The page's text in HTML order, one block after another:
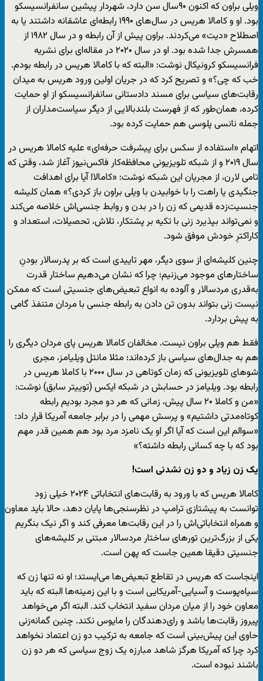
ویلی براون که اکنون ۹۰سال سن دارد، شهردار پیشین سانفرانسیسکو
بود. او و کامالا هریس در سال‌های ۱۹۹۰ رابطه‌ای عاشقانه داشتند یا به
اصطلاح «دیت» می‌کردند. براون پیش از آن رابطه و در سال ۱۹۸۲ از
همسرش جدا شده بود. او در سال ۲۰۲۰ در مقاله‌ای برای نشریه‌
فرانسیسکو کرونیکال نوشت: «البته که با کامالا هریس در رابطه بودم.
خب که چی؟» و تصریح کرد که در جریان اولین ورود هریس به میدان
رقابت‌های سیاسی برای مسند دادستانی سانفرانسیسکو از او حمایت
کرده، همان‌طور که از فهرست بلندبالایی از دیگر سیاست‌مداران از
جمله نانسی پلوسی هم حمایت کرده بود.
اتهام «استفاده از سکس برای پیشرفت حرفه‌ای» علیه کامالا هریس در
سال ۲۰۱۹ و از شبکه‌ تلویزیونی محافظه‌کار فاکس‌نیوز آغاز شد، وقتی که
تامی لارن، از مجریان این شبکه نوشت: «کامالا! آیا برای اهدافت
جنگیدی یا راهت را با خوابیدن با ویلی براون باز کردی؟» همان کلیشه‌
جنسیت‌زده‌ قدیمی که زن را در بدن و روابط جنسی‌اش خلاصه می‌کند
و نمی‌تواند بپذیرد زنی با تکیه بر پشتکار، تلاش، تحصیلات، استعداد و
کاراکترِ خودش موفق شود.
چنین کلیشه‌ای از سوی دیگر، مهر تاییدی است که بر پدرسالار بودنِ
ساختارهای موجود می‌زنیم؛ چرا که نشان می‌‌دهیم ساختار قدرت
به‌قدری مردسالار و آلوده به انواع تبعیض‌های جنسیتی است که ممکن
نیست زنی بتواند بدون تن دادن به رابطه‌ جنسی با مردان متنفذ گامی
به پیش بردارد.
فقط هم ویلی براون نیست. مخالفان کامالا هریس پای مردان دیگری را
هم به جدال‌های سیاسی باز کرده‌اند؛ مثلا مانتل ویلیامز، مجری
شوهای تلویزیونی که زمان کوتاهی در سال ۲۰۰۰ با کاملا هریس در
رابطه بود. ویلیامز در حسابش در شبکه ایکس (توییتر سابق) نوشت:
«من و کاملا ۲۰ سال پیش، زمانی که هر دو مجرد بودیم رابطه‌
کوتاه‌مدتی داشتیم» و پرسش مهمی را در برابر جامعه‌ آمریکا قرار داد:
«سوالم این است که آیا اگر او یک نامزد مرد بود هم همین قدر مهم
بود که با چه کسانی رابطه داشته؟»
یک زن زیاد و دو زن نشدنی است!
کامالا هریس که با ورود به رقابت‌های انتخاباتی ۲۰۲۴ خیلی زود
توانست به پیشتازی ترامپ در نظرسنجی‌ها پایان دهد، حالا باید معاون
و همراه انتخاباتی‌اش را در این رقابت‌ها معرفی کند و اگر نیک بنگریم
یکی از بزرگ‌ترین تورهای ساختار مردسالار مبتنی بر کلیشه‌های
جنسیتی دقیقا همین جاست که پهن است.
اینجاست که هریس در تقاطع تبعیض‌ها می‌ایستد؛ او نه تنها زن که
سیاه‌پوست و آسیایی-آمریکایی است و با این زمینه‌ها البته که باید
معاون خود را از میان مردان سفید انتخاب کند. البته اگر می‌خواهد
پیروز رقابت‌ها باشد و رای‌دهندگان را مایوس نکند. چنین گمانه‌زنی
حاوی این پیش‌بینی است که جامعه به ترکیب دو زن اعتماد نخواهد
کرد چرا که آمریکا هرگز شاهد مبارزه‌ یک زوج سیاسی که هر دو زن
باشند نبوده است.